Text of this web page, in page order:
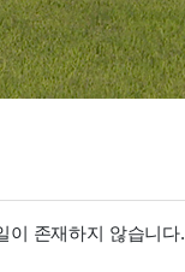
이 존재하지 않습니다.